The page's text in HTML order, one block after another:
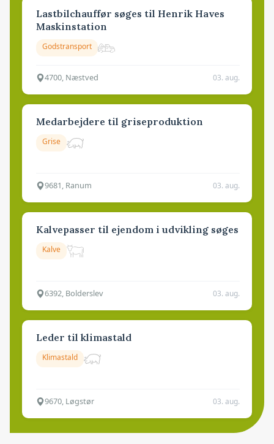
Lastbilchauffør søges til Henrik Haves
Maskinstation
Godstransport
4700, Næstved 03. aug.
Medarbejdere til griseproduktion
Grise
9681, Ranum 03. aug.
Kalvepasser til ejendom i udvikling søges
Kalve
6392, Bolderslev 03. aug.
Leder til klimastald
Klimastald
9670, Løgstør 03. aug.